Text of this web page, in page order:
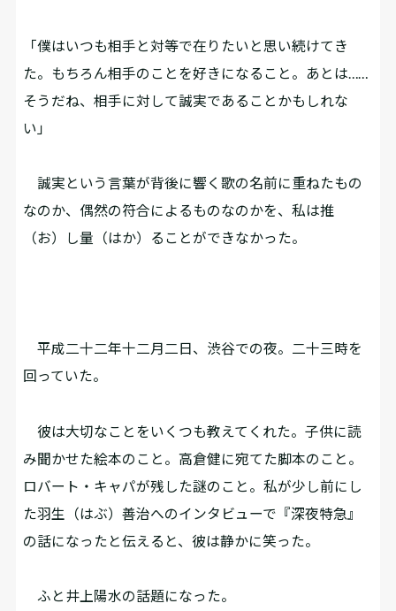
「僕はいつも相手と対等で在りたいと思い続けてき
た。もちろん相手のことを好きになること。あとは……
そうだね、相手に対して誠実であることかもしれな
い」
誠実という言葉が背後に響く歌の名前に重ねたもの
なのか、偶然の符合によるものなのかを、私は推
（お）し量（はか）ることができなかった。
平成二十二年十二月二日、渋谷での夜。二十三時を
回っていた。
彼は大切なことをいくつも教えてくれた。子供に読
み聞かせた絵本のこと。高倉健に宛てた脚本のこと。
ロバート・キャパが残した謎のこと。私が少し前にし
た羽生（はぶ）善治へのインタビューで『深夜特急』
の話になったと伝えると、彼は静かに笑った。
ふと井上陽水の話題になった。